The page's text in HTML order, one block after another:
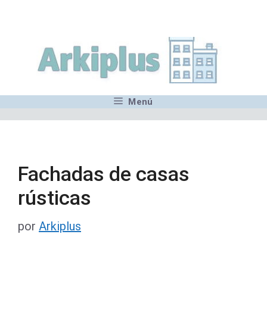
contenido
Menú
Fachadas de casas
rústicas
por Arkiplus